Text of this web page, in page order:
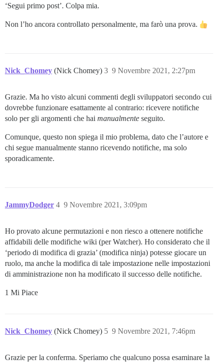
‘Segui primo post’. Colpa mia.
Non l’ho ancora controllato personalmente, ma farò una prova.
Nick_Chomey (Nick Chomey) 9 Novembre 2021, 2:27pm
3
Grazie. Ma ho visto alcuni commenti degli sviluppatori secondo cui
dovrebbe funzionare esattamente al contrario: ricevere notifiche
solo per gli argomenti che hai manualmente seguito.
Comunque, questo non spiega il mio problema, dato che l’autore e
chi segue manualmente stanno ricevendo notifiche, ma solo
sporadicamente.
JammyDodger 9 Novembre 2021, 3:09pm
4
Ho provato alcune permutazioni e non riesco a ottenere notifiche
affidabili delle modifiche wiki (per Watcher). Ho considerato che il
‘periodo di modifica di grazia’ (modifica ninja) potesse giocare un
ruolo, ma anche la modifica di tale impostazione nelle impostazioni
di amministrazione non ha modificato il successo delle notifiche.
1 Mi Piace
Nick_Chomey (Nick Chomey) 9 Novembre 2021, 7:46pm
5
Grazie per la conferma. Speriamo che qualcuno possa esaminare la